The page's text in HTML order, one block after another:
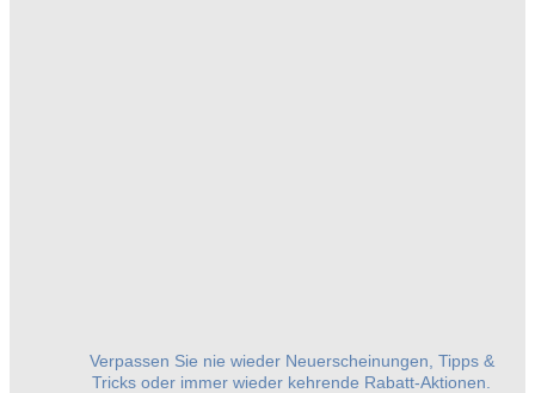
Verpassen Sie nie wieder Neuerscheinungen, Tipps &
Tricks oder immer wieder kehrende Rabatt-Aktionen.